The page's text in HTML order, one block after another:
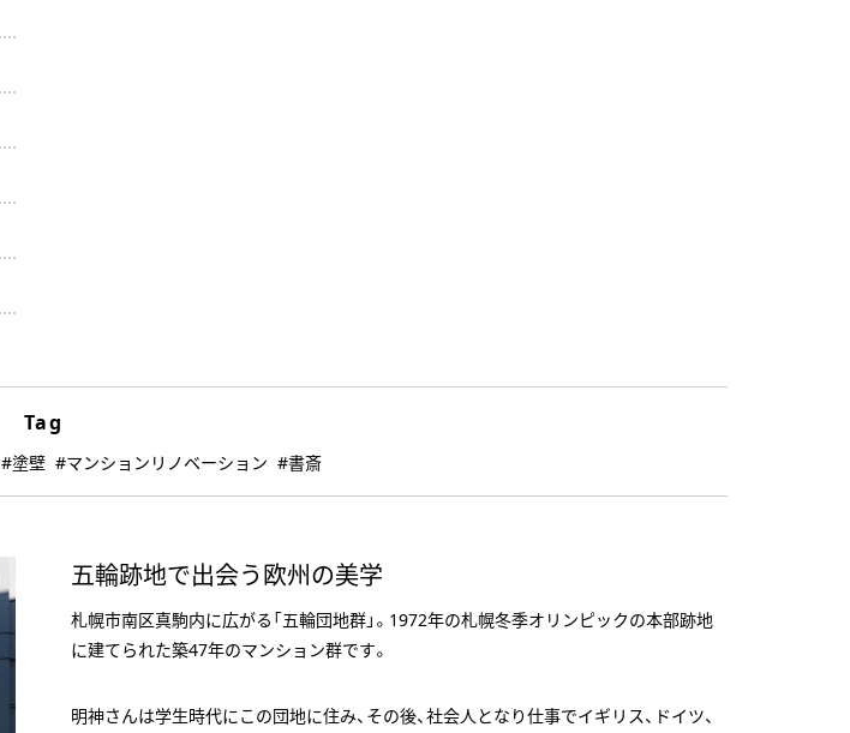
Tag
#塗壁 #マンションリノベーション #書斎
五輪跡地で出会う欧州の美学
札幌市南区真駒内に広がる「五輪団地群」。1972年の札幌冬季オリンピックの本部跡地
に建てられた築47年のマンション群です。
明神さんは学生時代にこの団地に住み、その後、社会人となり仕事でイギリス、ドイツ、